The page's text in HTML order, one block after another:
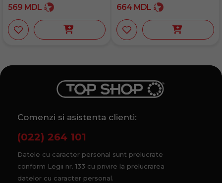
569 MDL
664 MDL
Comenzi si asistenta clienti:
(022) 264 101
Datele cu caracter personal sunt prelucrate
conform Legii nr. 133 cu privire la prelucrarea
datelor cu caracter personal.